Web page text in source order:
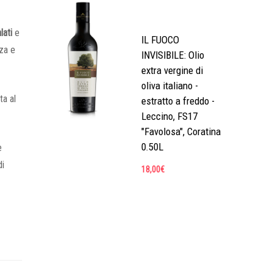
e
e
al
IL FUOCO
INVISIBILE: Olio
extra vergine di
oliva italiano -
estratto a freddo -
Leccino, FS17
"Favolosa", Coratina
0.50L
18,00€